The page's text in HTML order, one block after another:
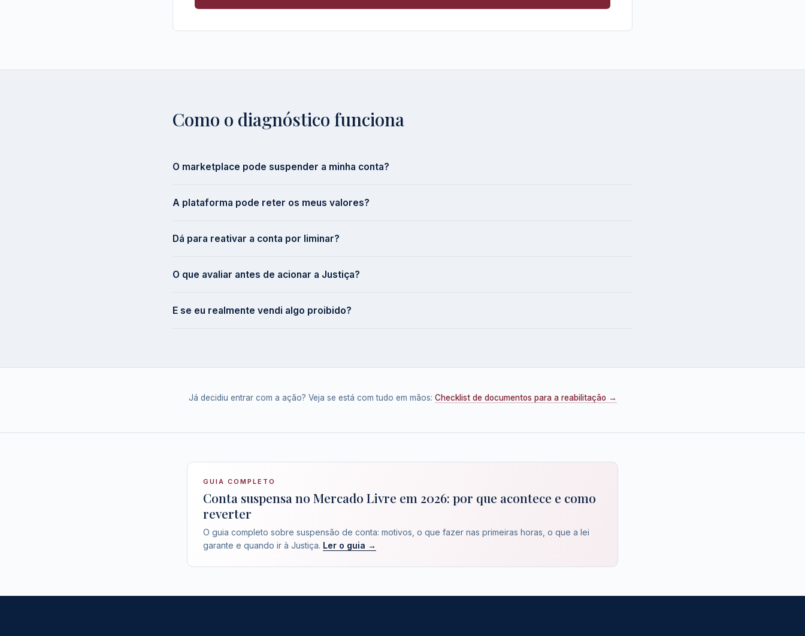
Como o diagnóstico funciona
O marketplace pode suspender a minha conta?
A plataforma pode reter os meus valores?
Dá para reativar a conta por liminar?
O que avaliar antes de acionar a Justiça?
E se eu realmente vendi algo proibido?
Já decidiu entrar com a ação? Veja se está com tudo em mãos: Checklist de documentos para a reabilitação →
GUIA COMPLETO
Conta suspensa no Mercado Livre em 2026: por que acontece e como
reverter
O guia completo sobre suspensão de conta: motivos, o que fazer nas primeiras horas, o que a lei
garante e quando ir à Justiça. Ler o guia →